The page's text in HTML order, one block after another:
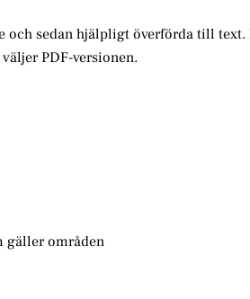
sedan hjälpligt överförda till text.
PDF-versionen.
gäller områden